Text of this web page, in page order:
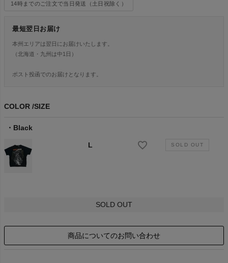
14時までのご注文で当日発送（土日祝除く）
最短翌日お届け
本州エリアは翌日にお届けいたします。
（北海道・九州は中1日）
ポスト投函でのお届けとなります。
COLOR SIZE
Black
L
SOLD OUT
商品についてのお問い合わせ